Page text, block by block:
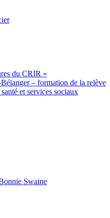
du CRIR »
– formation de la relève
et services sociaux
Swaine